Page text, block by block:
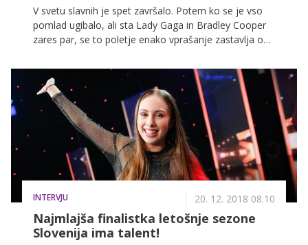
V svetu slavnih je spet završalo. Potem ko se je vso
pomlad ugibalo, ali sta Lady Gaga in Bradley Cooper
zares par, se to poletje enako vprašanje zastavlja ob
Cabello, ki sta pred kratkim izdala svoj drugi skupni
singel.
INTERVJU 20. 12. 2018 08.10
Najmlajša finalistka letošnje sezone
Slovenija ima talent!